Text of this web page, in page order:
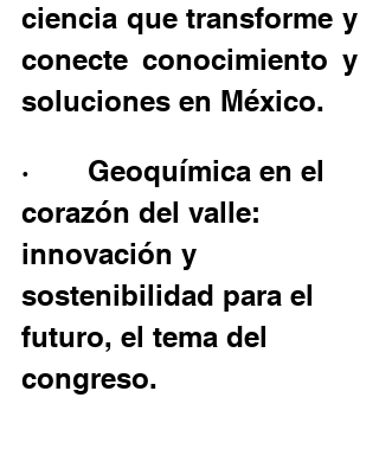
ciencia que transforme y
conecte conocimiento y
soluciones en México.
·       Geoquímica en el
corazón del valle:
innovación y
sostenibilidad para el
futuro, el tema del
congreso.